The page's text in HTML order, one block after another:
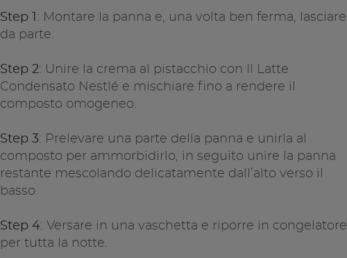
Step 1 : Montare la panna e, una volta ben ferma, lasciare
da parte.
Step 2: Unire la crema al pistacchio con Il Latte
Condensato Nestlé e mischiare fino a rendere il
composto omogeneo.
Step 3: Prelevare una parte della panna e unirla al
composto per ammorbidirlo, in seguito unire la panna
restante mescolando delicatamente dall’alto verso il
basso.
Step 4: Versare in una vaschetta e riporre in congelatore
per tutta la notte.